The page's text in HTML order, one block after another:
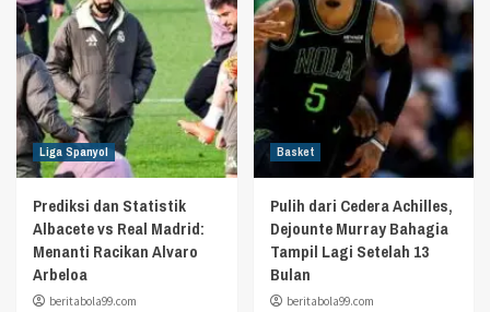
Liga Spanyol
Prediksi dan Statistik
Albacete vs Real Madrid:
Menanti Racikan Alvaro
Arbeloa
beritabola99.com
Basket
Pulih dari Cedera Achilles,
Dejounte Murray Bahagia
Tampil Lagi Setelah 13
Bulan
beritabola99.com